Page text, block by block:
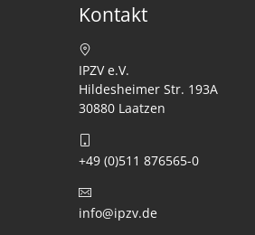
Kontakt
IPZV e.V.
Hildesheimer Str. 193A
30880 Laatzen
+49 (0)511 876565-0
info@ipzv.de